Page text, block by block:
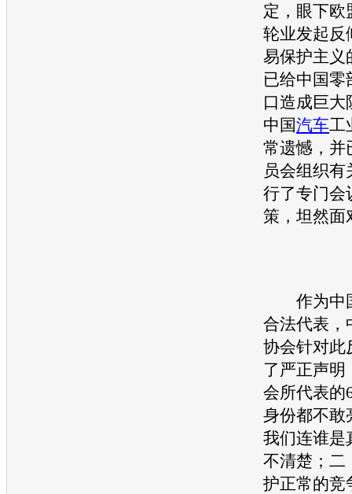
定，眼下欧
轮业发起反
易保护主义
已给中国零
口造成巨大
中国汽车工
常遗憾，并
员会组织
行了专门会
策，坦然面
作为中
合法代表，
协会针对此
了严正声明
会所代表的
身份都不敢
我们连谁是
不清楚；二
护正常的竞